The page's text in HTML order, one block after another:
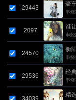
29443
豪
串烧
2097
谁
串烧
24570
衡
串烧
29536
经
串烧
34039
精